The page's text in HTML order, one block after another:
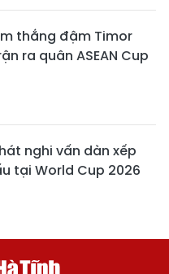
thắng đậm Timor
ra quân ASEAN Cup
nghi vấn dàn xếp
tại World Cup 2026